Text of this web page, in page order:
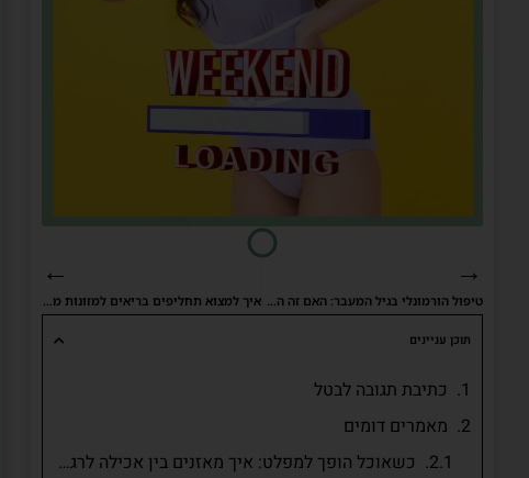
→
טיפול הורמונלי בגיל המעבר: האם זה הפתרון הנכון עבורך?
←
איך למצוא תחליפים בריאים למזונות מעובדים?
תוכן עניינים
כתיבת תגובה לבטל
מאמרים דומים
כשאוכל הופך למפלט: איך מאזנים בין אכילה לרגשות?